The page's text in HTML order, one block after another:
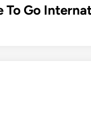
To Go